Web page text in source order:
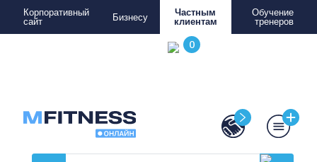
Корпоративный
сайт
Бизнесу
Частным
клиентам
Обучение
тренеров